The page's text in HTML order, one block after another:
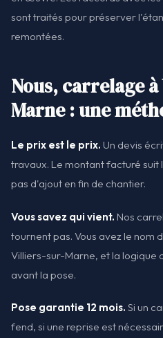
sont traités pour préserver
remontées.
Nous, carrelage
Marne : une
Le prix est le prix. Un devis
travaux. Le montant facturé suit
pas d'ajout en fin de chantier.
Vous savez qui vient. Nos
tournent pas. Vous avez le nom
Villiers-sur-Marne, et la logique
avant la pose.
Pose garantie 12 mois. Si un
fend, si une reprise est